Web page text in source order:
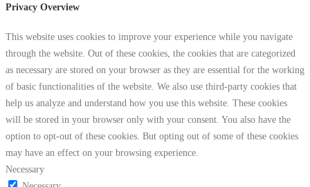
Privacy Overview
This website uses cookies to improve your experience while you navigate
through the website. Out of these cookies, the cookies that are categorized
as necessary are stored on your browser as they are essential for the working
of basic functionalities of the website. We also use third-party cookies that
help us analyze and understand how you use this website. These cookies
will be stored in your browser only with your consent. You also have the
option to opt-out of these cookies. But opting out of some of these cookies
may have an effect on your browsing experience.
Necessary